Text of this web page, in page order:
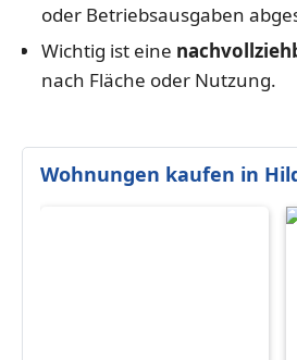
oder Betriebsausgaben
Wichtig ist eine
nach Fläche oder Nutzung.
Wohnungen kaufen in